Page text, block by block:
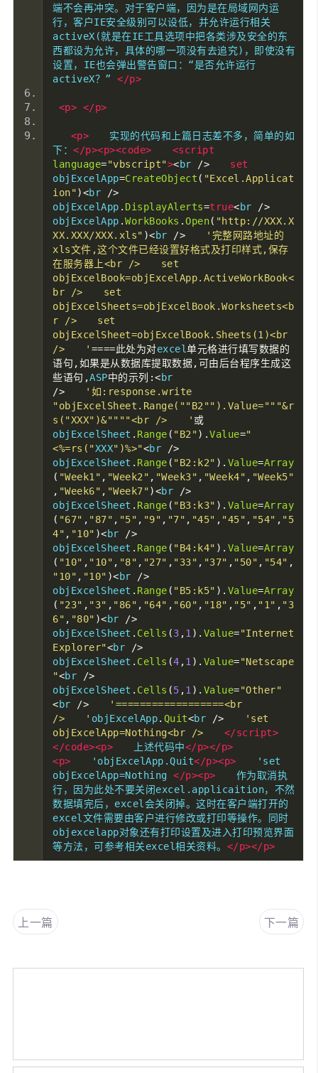
端不会再冲突。对于客户端，因为是在局域网内运
行，客户IE安全级别可以设低，并允许运行相关
activeX(就是在IE工具选项中把各类涉及安全的东
西都设为允许，具体的哪一项没有去追究)，即使没有
设置，IE也会弹出警告窗口：“是否允许运行
activeX？” </p>
<p> </p>
<p> 实现的代码和上篇日志差不多，简单的如
下： </p><p><code>
<script
language="vbscript"><br /> set
objExcelApp=CreateObject ( "Excel.Applicat
ion")<br
/>
objExcelApp . DisplayAlerts=true<br
/>
objExcelApp .WorkBooks .Open( "http://XXX.X
XX.XXX/XXX.xls" )<br />
'完整网路地址的
xls文件,这个文件已经设置好格式及打印样式,保存
在服务器上<br />　　set
objExcelBook=objExcelApp.ActiveWorkBook<
br />　　set
objExcelSheets=objExcelBook.Worksheets<b
r />　　set
objExcelSheet=objExcelBook.Sheets(1)<br
/>　　' ====此处为对excel单元格进行填写数据的
语句,如果是从数据库提取数据,可由后台程序生成这
些语句,ASP中的示列:<
/>
'如:response.write
"objExcelSheet.Range(""B2"").Value="""&r
s("XXX")&""""<br />　　' 或
objExcelSheet . Range ( "B2").Value="
<%=rs("XXX")%>"<br
/>
objExcelSheet . Range ( "B2:k2" ). Value=Array
( "Week1" , "Week2" , "Week3" , "Week4" , "Week5"
, "Week6" , "Week7")<br
/>
objExcelSheet . Range ( "B3:k3" ). Value=Array
( "67" , "87" , "5" , "9" , "7" , "45" , "45" , "54" , "5
4" , "10" )<br
/>
objExcelSheet . Range ( "B4:k4" ). Value=Array
( "10" , "10" , "8" , "27" , "33" , "37" , "50" , "54" ,
"10" , "10" )<br
/>
objExcelSheet . Range ( "B5:k5" ). Value=Array
( "23" , "3" , "86" , "64" , "60" , "18" , "5" , "1" , "3
6" , "80" )<br
/>
objExcelSheet . Cells (3 ,1 ). Value="Internet
Explorer"<br
/>
objExcelSheet . Cells (4 ,1 ). Value="Netscape
"<br
/>
objExcelSheet . Cells (5 ,1 ). Value="Other"
<br />
'==================<br
/>　　' objExcelApp. Quit<br />
'set
objExcelApp=Nothing<br /> </script>
</code><p> 上述代码中</p></p>
<p> 'objExcelApp.Quit</p><p> 'set
objExcelApp=Nothing </p><p> 作为取消执
行，因为此处不要关闭excel.applicaition，不然
数据填完后，excel会关闭掉。这时在客户端打开的
excel文件需要由客户进行修改或打印等操作。同时
objexcelapp对象还有打印设置及进入打印预览界面
等方法，可参考相关excel相关资料。 </p></p>
上一篇 下一篇